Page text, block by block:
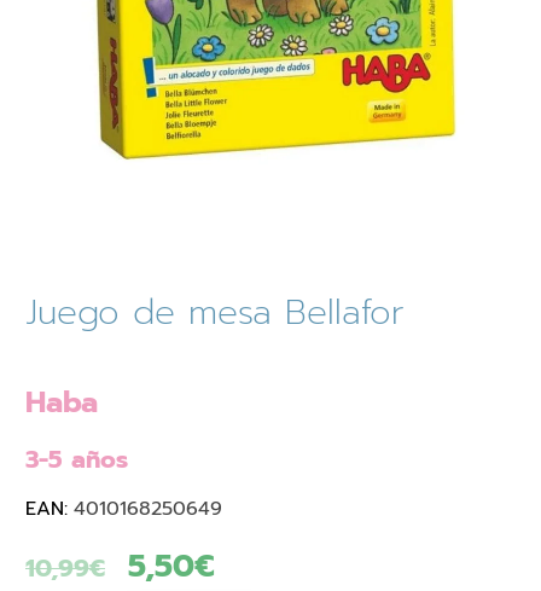
Juego de mesa Bellafor
Haba
3-5 años
EAN: 4010168250649
10,99€
El
5,50€